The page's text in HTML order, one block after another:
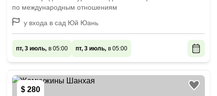
по международным отношениям
y входа в сад Юй Юань
пт, 3 июль, в 05:00 пт, 3 июль, в 05:00
$ 280